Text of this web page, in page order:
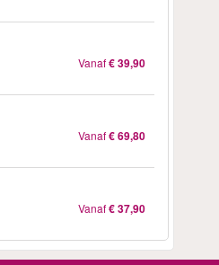
Vanaf€ 39,90
Vanaf€ 69,80
Vanaf€ 37,90